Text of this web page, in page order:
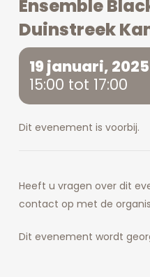
Ensemble
Duinstreek
19 januari, 2025
15:00 tot 17:00
Dit evenement is voorbij.
Heeft u vragen over dit
contact op met de
Dit evenement wordt